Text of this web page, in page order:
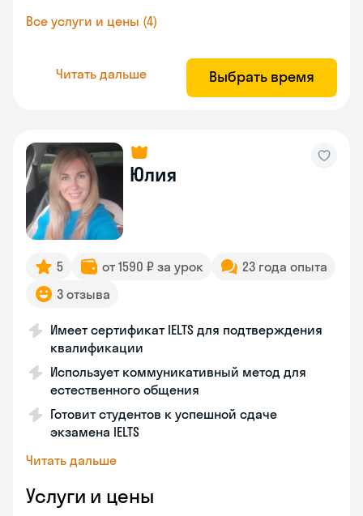
Все услуги и цены (4)
Читать дальше Выбрать время
Юлия
5 от 1590 ₽ за урок
23 года опыта
3 отзыва
Имеет сертификат IELTS для подтверждения
квалификации
Использует коммуникативный метод для
естественного общения
Готовит студентов к успешной сдаче
экзамена IELTS
Читать дальше
Услуги и цены